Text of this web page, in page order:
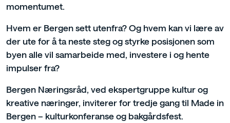
momentumet.
Hvem er Bergen sett utenfra? Og hvem kan vi lære av
der ute for å ta neste steg og styrke posisjonen som
byen alle vil samarbeide med, investere i og hente
impulser fra?
Bergen Næringsråd, ved ekspertgruppe kultur og
kreative næringer, inviterer for tredje gang til Made in
Bergen – kulturkonferanse og bakgårdsfest.